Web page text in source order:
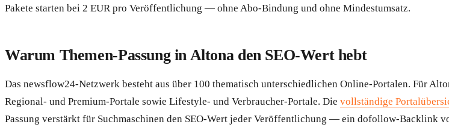
Pakete starten bei 2 EUR pro Veröffentlichung — ohne Abo-Bindung und ohne Mindestumsatz.
Warum Themen-Passung in Altona den SEO-Wert hebt
Das newsflow24-Netzwerk besteht aus über 100 thematisch unterschiedlichen Online-Portalen. Für
Regional- und Premium-Portale sowie Lifestyle- und Verbraucher-Portale. Die vollständige
Passung verstärkt für Suchmaschinen den SEO-Wert jeder Veröffentlichung — ein dofollow-Backlink